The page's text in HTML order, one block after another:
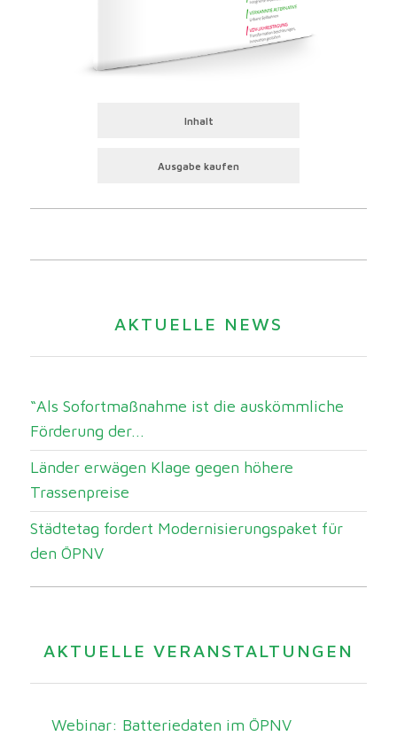
Inhalt
Ausgabe kaufen
AKTUELLE NEWS
“Als Sofortmaßnahme ist die auskömmliche
Förderung der...
Länder erwägen Klage gegen höhere
Trassenpreise
Städtetag fordert Modernisierungspaket für
den ÖPNV
AKTUELLE VERANSTALTUNGEN
Webinar: Batteriedaten im ÖPNV